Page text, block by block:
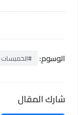
الوسوم: #الخميسات
شارك المقال